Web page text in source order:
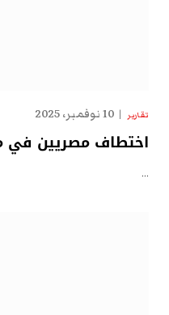
تقارير 10 نوفمبر، 2025
اختطاف مصريين في
…